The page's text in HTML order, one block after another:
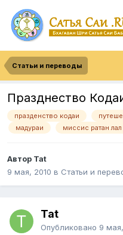
Статьи и переводы
Празднество
празденство кодаи
мадураи
миссис ратан лал
Автор Tat
9 мая, 2010 в Статьи и
Tat
Опубликовано 9